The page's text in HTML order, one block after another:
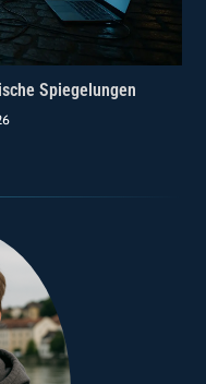
Spiegelungen